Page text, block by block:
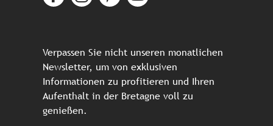
Verpassen Sie nicht unseren monatlichen
Newsletter, um von exklusiven
Informationen zu profitieren und Ihren
Aufenthalt in der Bretagne voll zu
genießen.